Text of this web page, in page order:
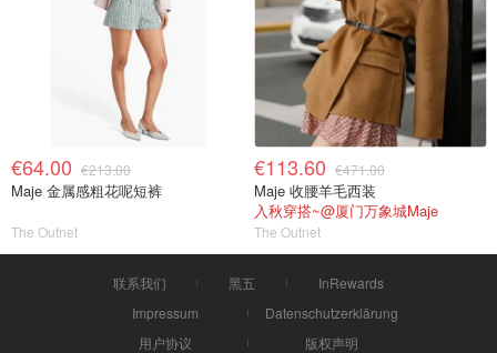
€64.00 €213.00
Maje 金属感粗花呢短裤
The Outnet
€113.60 €471.00
Maje 收腰羊毛西装
入秋穿搭~@厦门万象城Maje
The Outnet
联系我们 黑五
InRewards
Impressum
Datenschutzerklärung
用户协议
版权声明